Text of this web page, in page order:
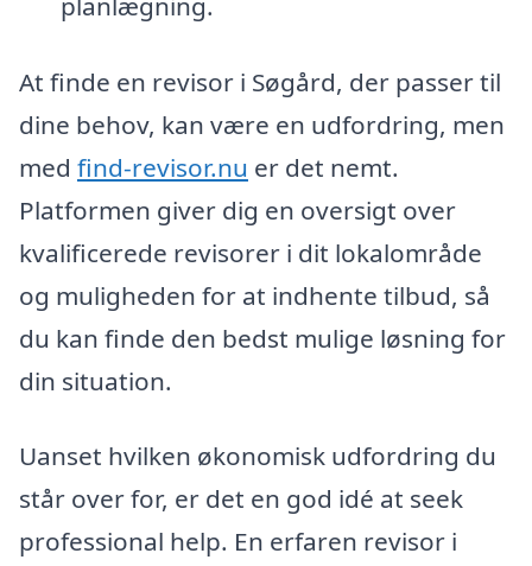
At finde en revisor i Søgård, der passer til
dine behov, kan være en udfordring, men
med find-revisor.nu er det nemt.
Platformen giver dig en oversigt over
kvalificerede revisorer i dit lokalområde
og muligheden for at indhente tilbud, så
du kan finde den bedst mulige løsning for
din situation.
Uanset hvilken økonomisk udfordring du
står over for, er det en god idé at seek
professional help. En erfaren revisor i